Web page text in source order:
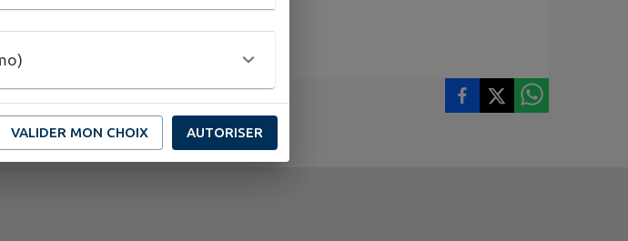
VALIDER MON CHOIX AUTORISER